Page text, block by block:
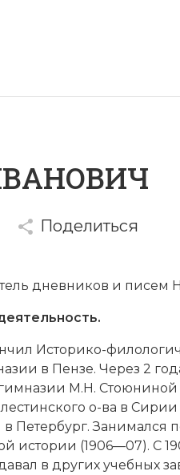
Поделиться
дневников и писем
Историко-
в Пензе. Через 2
М.Н.
о-ва в
Петербург. Занимался
истории (1906—07). С
в других учебных